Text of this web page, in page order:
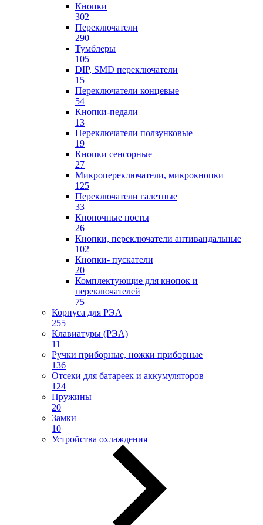
Кнопки
302
Переключатели
290
Тумблеры
105
DIP, SMD переключатели
15
Переключатели концевые
54
Кнопки-педали
13
Переключатели ползунковые
19
Кнопки сенсорные
27
Микропереключатели, микрокнопки
125
Переключатели галетные
33
Кнопочные посты
26
Кнопки, переключатели антивандальные
102
Кнопки- пускатели
20
Комплектующие для кнопок и
переключателей
75
Корпуса для РЭА
255
Клавиатуры (РЭА)
11
Ручки приборные, ножки приборные
136
Отсеки для батареек и аккумуляторов
124
Пружины
20
Замки
10
Устройства охлаждения